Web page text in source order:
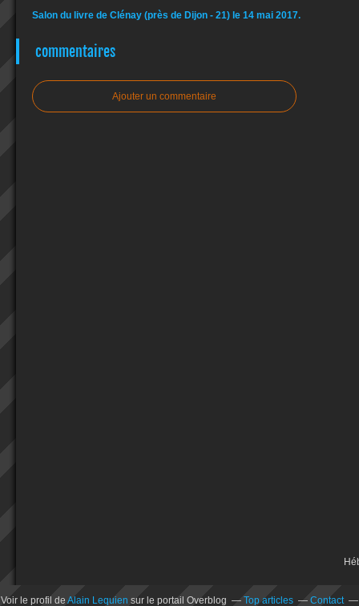
Salon du livre de Clénay (près de Dijon - 21) le 14 mai 2017.
commentaires
Ajouter un commentaire
Voir le profil de Alain Lequien sur le portail Overblog Top articles Contact